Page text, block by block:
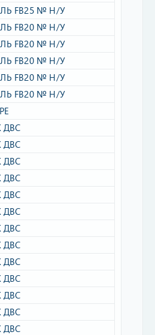
FB25 № Н/У​
FB20 № Н/У​
FB20 № Н/У​
FB20 № Н/У​
FB20 № Н/У​
FB20 № Н/У​
ДВС​
ДВС​
ДВС​
ДВС​
ДВС​
ДВС​
ДВС​
ДВС​
ДВС​
ДВС​
ДВС​
ДВС​
ДВС​